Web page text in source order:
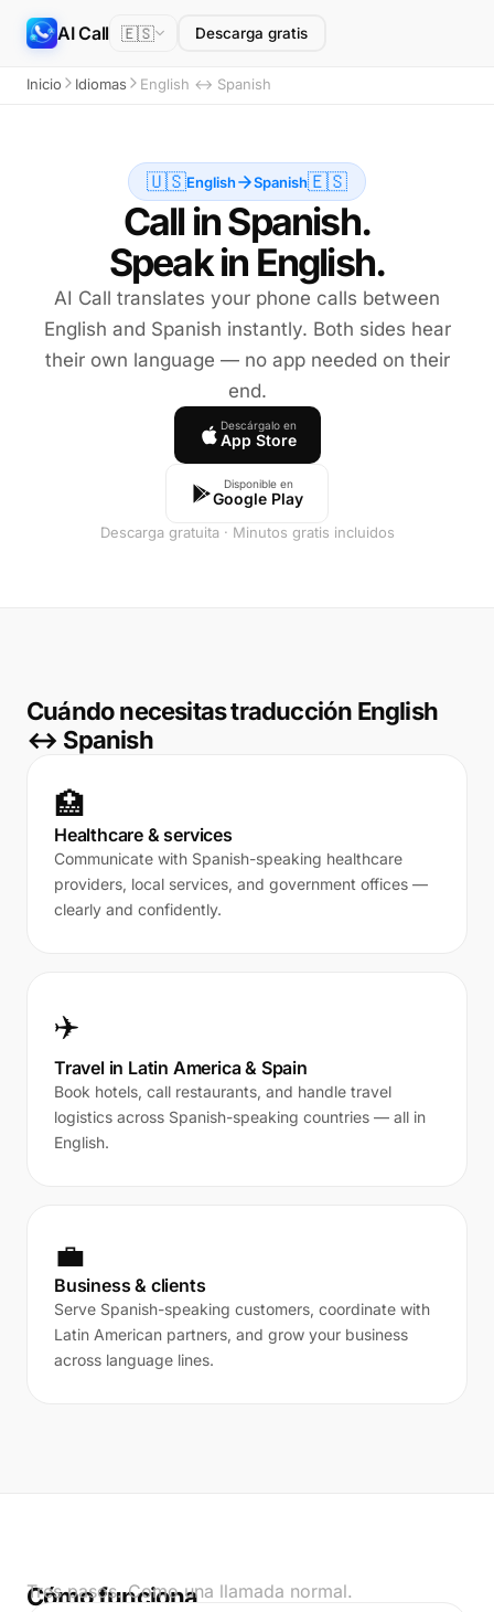
AI Call 🇪🇸 Descarga gratis
Inicio Idiomas English ↔ Spanish
🇺🇸English Spanish🇪🇸
Call in Spanish.
Speak in English.
AI Call translates your phone calls between
English and Spanish instantly. Both sides hear
their own language — no app needed on their
end.
Descárgalo en
App Store
Disponible en
Google Play
Descarga gratuita · Minutos gratis incluidos
Cuándo necesitas traducción English
↔ Spanish
🏥
Healthcare & services
Communicate with Spanish-speaking healthcare
providers, local services, and government offices —
clearly and confidently.
✈️
Travel in Latin America & Spain
Book hotels, call restaurants, and handle travel
logistics across Spanish-speaking countries — all in
English.
💼
Business & clients
Serve Spanish-speaking customers, coordinate with
Latin American partners, and grow your business
across language lines.
Cómo funciona
Tres pasos. Como una llamada normal.